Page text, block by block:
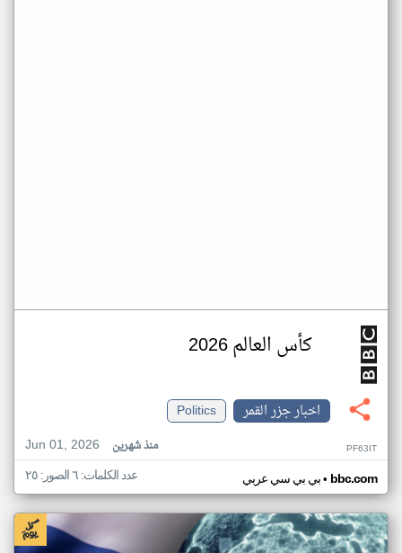
كأس العالم 2026
اخبار جزر القمر
Politics
Jun 01, 2026
منذ شهرين PF63IT
بي بي سي عربي• bbc.com عدد الكلمات: ٦ الصور: ٢٥